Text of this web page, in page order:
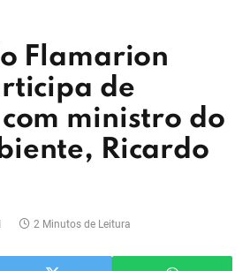
Flamarion
de
ministro do
Ricardo
2 Minutos de Leitura